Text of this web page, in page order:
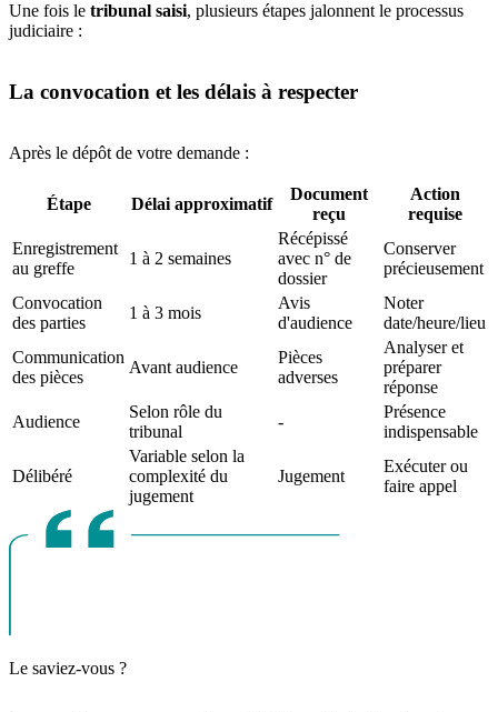
Une fois le tribunal saisi, plusieurs étapes jalonnent le processus
judiciaire :
La convocation et les délais à respecter
Après le dépôt de votre demande :
Étape Délai approximatif
Document
reçu
Action
requise
Enregistrement
au greffe
1 à 2 semaines
Récépissé
avec n° de
dossier
Conserver
précieusement
Convocation
des parties
1 à 3 mois
Avis
d'audience
Noter
date/heure/lieu
Communication
des pièces
Avant audience
Pièces
adverses
Analyser et
préparer
réponse
Audience
Selon rôle du
tribunal
-
Présence
indispensable
Délibéré
Variable selon la
complexité du
jugement
Jugement
Exécuter ou
faire appel
Le saviez-vous ?